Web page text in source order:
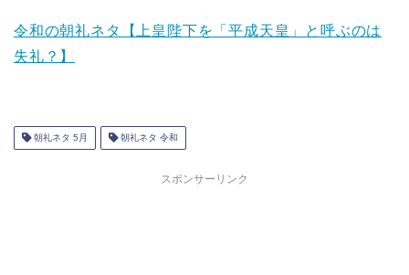
令和の朝礼ネタ【上皇陛下を「平成天皇」と呼ぶのは
失礼？】
朝礼ネタ 5月 朝礼ネタ 令和
スポンサーリンク